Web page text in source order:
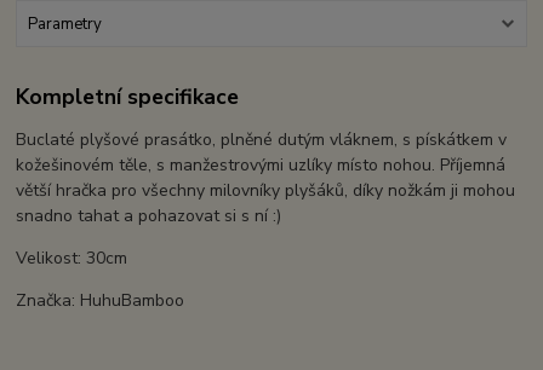
Parametry
Kompletní specifikace
Buclaté plyšové prasátko, plněné dutým vláknem, s pískátkem v
kožešinovém těle, s manžestrovými uzlíky místo nohou. Příjemná
větší hračka pro všechny milovníky plyšáků, díky nožkám ji mohou
snadno tahat a pohazovat si s ní :)
Velikost: 30cm
Značka: HuhuBamboo